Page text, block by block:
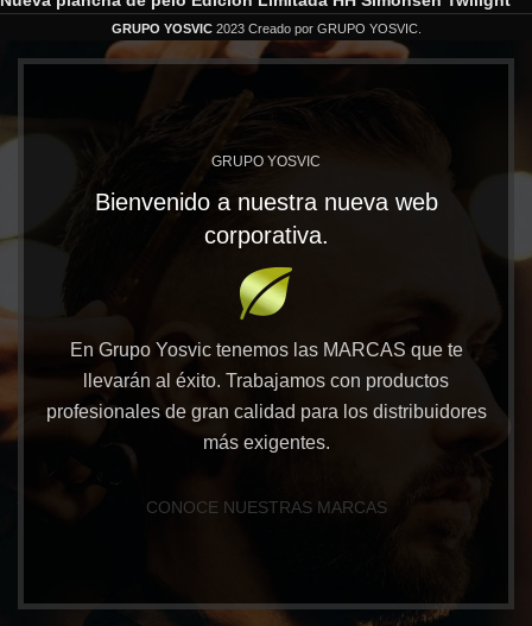
GRUPO YOSVIC 2023 Creado por GRUPO YOSVIC.
GRUPO YOSVIC
Bienvenido a nuestra nueva web
corporativa.
En Grupo Yosvic tenemos las MARCAS que te
llevarán al éxito. Trabajamos con productos
profesionales de gran calidad para los distribuidores
más exigentes.
CONOCE NUESTRAS MARCAS